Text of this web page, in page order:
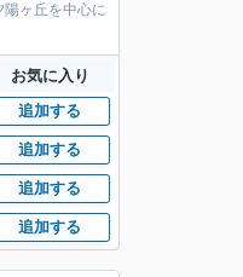
ヶ丘を中心に
お気に入り
追加する
追加する
追加する
追加する